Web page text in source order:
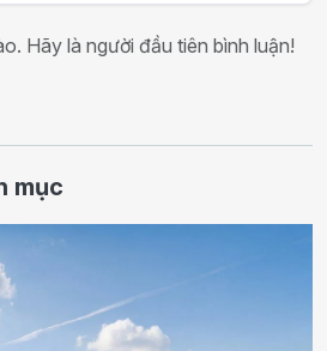
Hãy là người đầu tiên bình luận!
mục